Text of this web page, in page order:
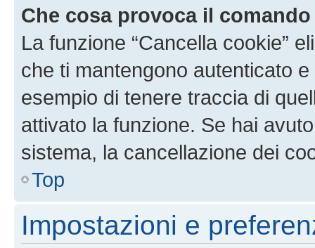
Che cosa provoca il
La funzione “Cancella cookie”
che ti mantengono autenticato
esempio di tenere traccia di
attivato la funzione. Se hai
sistema, la cancellazione dei
Top
Impostazioni e